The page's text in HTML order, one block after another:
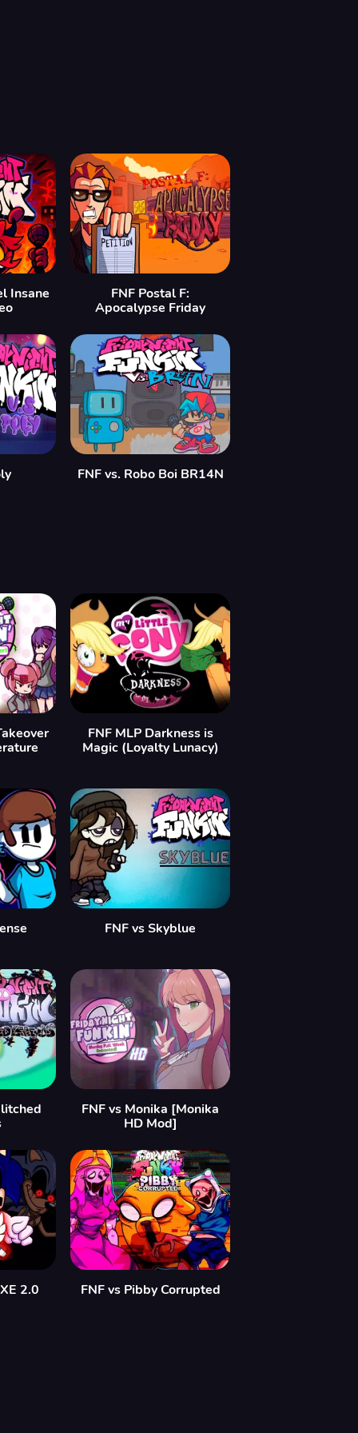
Insane
FNF Postal F:
Apocalypse Friday
FNF vs. Robo Boi BR14N
FNF MLP Darkness is
Magic (Loyalty Lunacy)
FNF vs Skyblue
FNF vs Monika [Monika
HD Mod]
2.0 FNF vs Pibby Corrupted